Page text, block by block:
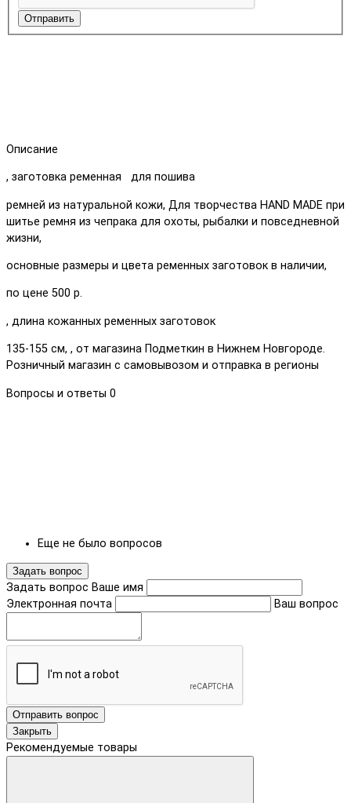
Отправить
Описание
, заготовка ременная для пошива
ремней из натуральной кожи, Для творчества HAND MADE при
шитье ремня из чепрака для охоты, рыбалки и повседневной
жизни,
основные размеры и цвета ременных заготовок в наличии,
по цене 500 р.
, длина кожанных ременных заготовок
135-155 см, , от магазина Подметкин в Нижнем Новгороде.
Розничный магазин с самовывозом и отправка в регионы
Вопросы и ответы 0
Еще не было вопросов
Задать вопрос
Задать вопрос Ваше имя
Электронная почта
Ваш вопрос
Отправить вопрос
Закрыть
Рекомендуемые товары